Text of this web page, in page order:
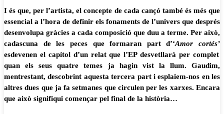
I és que, per l’artista,el concepte de cada cançó també és més que
essencial a l’hora de definir els fonaments de l’univers que després
desenvolupa gràcies a cada composició que duu a terme. Per això,
cadascuna de les peces que formaran part d’‘Amor cortés’
esdevenen el capítol d’un relat que l’EP desvetllarà per complet
quan els seus quatre temes ja hagin vist la llum. Gaudim,
mentrestant, descobrint aquesta tercera part i esplaiem-nos en les
altres dues que ja fa setmanes que circulen per les xarxes. Encara
que això signifiqui començar pel final de la història…